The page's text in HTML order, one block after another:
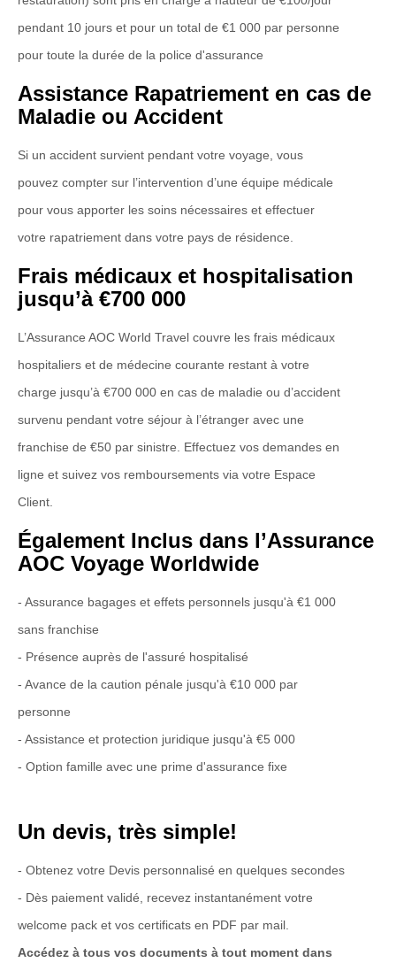
pendant 10 jours et pour un total de €1 000 par personne
pour toute la durée de la police d'assurance
Assistance Rapatriement en cas de
Maladie ou Accident
Si un accident survient pendant votre voyage, vous
pouvez compter sur l’intervention d’une équipe médicale
pour vous apporter les soins nécessaires et effectuer
votre rapatriement dans votre pays de résidence.
Frais médicaux et hospitalisation
jusqu’à €700 000
L’Assurance AOC World Travel couvre les frais médicaux
hospitaliers et de médecine courante restant à votre
charge jusqu’à €700 000 en cas de maladie ou d’accident
survenu pendant votre séjour à l’étranger avec une
franchise de €50 par sinistre. Effectuez vos demandes en
ligne et suivez vos remboursements via votre Espace
Client.
Également Inclus dans l’Assurance
AOC Voyage Worldwide
- Assurance bagages et effets personnels jusqu'à €1 000
sans franchise
- Présence auprès de l'assuré hospitalisé
- Avance de la caution pénale jusqu'à €10 000 par
personne
- Assistance et protection juridique jusqu'à €5 000
- Option famille avec une prime d'assurance fixe
Un devis, très simple!
- Obtenez votre Devis personnalisé en quelques secondes
- Dès paiement validé, recevez instantanément votre
welcome pack et vos certificats en PDF par mail.
Accédez à tous vos documents à tout moment dans